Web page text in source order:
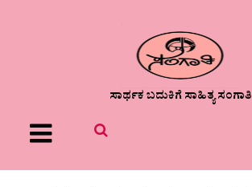
ಸಾರ್ಥಕ ಬದುಕಿಗೆ ಸಾಹಿತ್ಯ ಸಂಗಾತಿ
Menu